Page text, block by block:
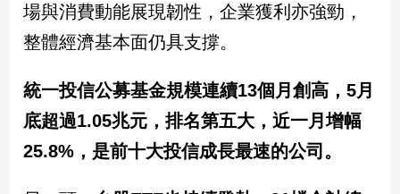
場與消費動能展現韌性，企業獲利亦強勁，
整體經濟基本面仍具支撐。
統一投信公募基金規模連續13個月創高，5月
底超過1.05兆元，排名第五大，近一月增幅
25.8%，是前十大投信成長最速的公司。